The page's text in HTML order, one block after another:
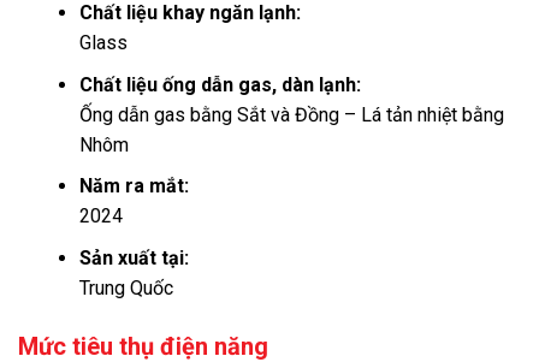
Chất liệu khay ngăn lạnh:
Glass
Chất liệu ống dẫn gas, dàn lạnh:
Ống dẫn gas bằng Sắt và Đồng – Lá tản nhiệt bằng
Nhôm
Năm ra mắt:
2024
Sản xuất tại:
Trung Quốc
Mức tiêu thụ điện năng